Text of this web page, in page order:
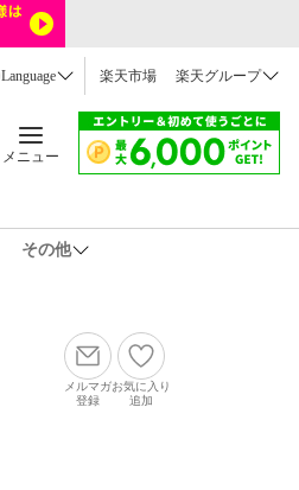
Language 楽天市場 楽天グループ
メニュー
その他
メルマガ
登録
お気に入り
追加